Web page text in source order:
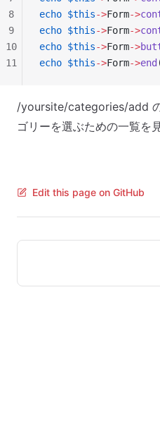
echo $this->Form->
echo $this->Form->
echo $this->Form->
echo $this->Form->end
8
9
10
11
/yoursite/categories/add
ゴリーを選ぶための一覧を
Edit this page on GitHub
Pager